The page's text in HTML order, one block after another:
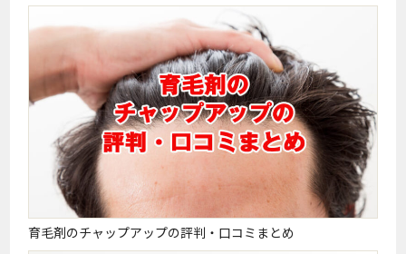
育毛剤のチャップアップの評判・口コミまとめ